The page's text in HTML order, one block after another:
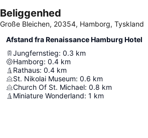
Beliggenhed
Große Bleichen, 20354, Hamborg, Tyskland
Afstand fra Renaissance Hamburg Hotel
Jungfernstieg: 0.3 km
Hamborg: 0.4 km
Rathaus: 0.4 km
St. Nikolai Museum: 0.6 km
Church Of St. Michael: 0.8 km
Miniature Wonderland: 1 km